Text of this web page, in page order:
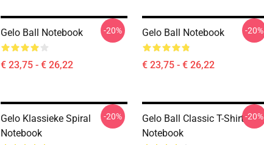
Gelo Ball Notebook
€ 23,75 - € 26,22
-20% Gelo Ball Notebook
€ 23,75 - € 26,22
-20%
Gelo Klassieke Spiral
Notebook
-20%
Gelo Ball Classic T-Shirt
Notebook
-20%